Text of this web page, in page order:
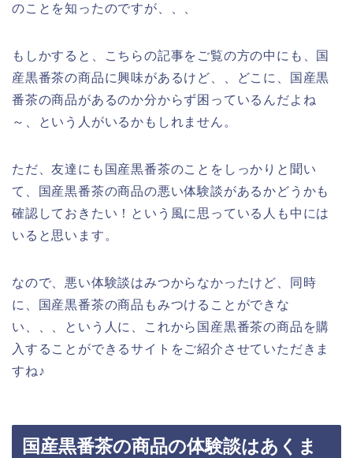
のことを知ったのですが、、、
もしかすると、こちらの記事をご覧の方の中にも、国
産黒番茶の商品に興味があるけど、、どこに、国産黒
番茶の商品があるのか分からず困っているんだよね
～、という人がいるかもしれません。
ただ、友達にも国産黒番茶のことをしっかりと聞い
て、国産黒番茶の商品の悪い体験談があるかどうかも
確認しておきたい！という風に思っている人も中には
いると思います。
なので、悪い体験談はみつからなかったけど、同時
に、国産黒番茶の商品もみつけることができな
い、、、という人に、これから国産黒番茶の商品を購
入することができるサイトをご紹介させていただきま
すね♪
国産黒番茶の商品の体験談はあくま